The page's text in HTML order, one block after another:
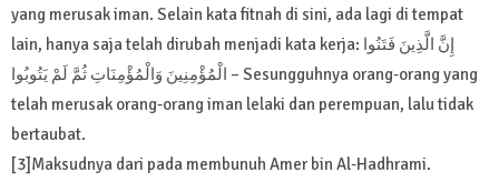
yang merusak iman. Selain kata fitnah di sini, ada lagi di tempat
lain, hanya saja telah dirubah menjadi kata kerja: إِنَّ الَّذِينَ فَتَنُوا
الْمُؤْمِنِينَ وَالْمُؤْمِنَاتِ ثُمَّ لَمْ يَتُوبُوا – Sesungguhnya orang-orang yang
telah merusak orang-orang iman lelaki dan perempuan, lalu tidak
bertaubat.
[3]Maksudnya dari pada membunuh Amer bin Al-Hadhrami.